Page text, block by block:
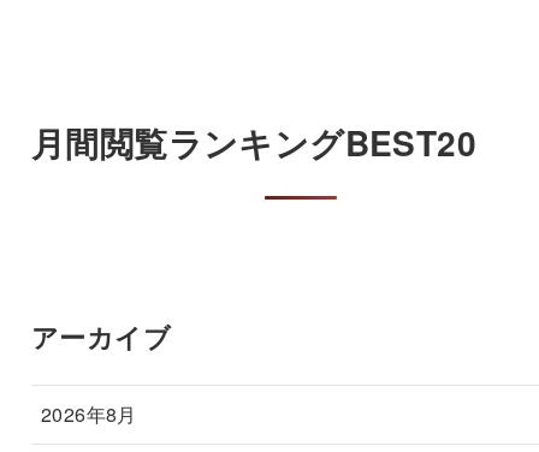
月間閲覧ランキングBEST20
アーカイブ
2026年8月